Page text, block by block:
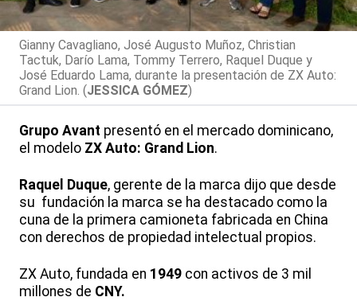
Gianny Cavagliano, José Augusto Muñoz, Christian
Tactuk, Darío Lama, Tommy Terrero, Raquel Duque y
José Eduardo Lama, durante la presentación de ZX Auto:
Grand Lion. (JESSICA GÓMEZ)
Grupo Avant presentó en el mercado dominicano,
el modelo ZX Auto: Grand Lion.
Raquel Duque, gerente de la marca dijo que desde
su fundación la marca se ha destacado como la
cuna de la primera camioneta fabricada en China
con derechos de propiedad intelectual propios.
ZX Auto, fundada en 1949 con activos de 3 mil
millones de CNY.